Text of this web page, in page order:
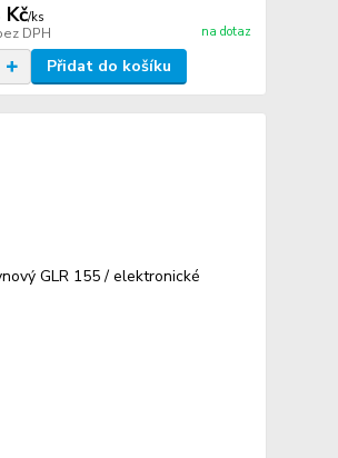
/ks
DPH na dotaz
Přidat do košíku